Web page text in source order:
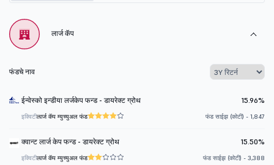
लार्ज कॅप
फंडचे नाव
ईन्वेस्को इन्डीया लर्जकेप फन्ड - डायरेक्ट ग्रोथ 15.96%
इक्विटीलार्ज कॅप म्युच्युअल फंड फंड साईझ (कोटी) - 1,847
क्वान्ट लार्ज केप फन्ड - डायरेक्ट ग्रोथ 15.50%
इक्विटीलार्ज कॅप म्युच्युअल फंड फंड साईझ (कोटी) - 3,388